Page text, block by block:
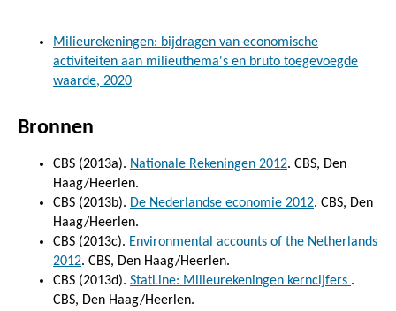
Milieurekeningen: bijdragen van economische
activiteiten aan milieuthema's en bruto toegevoegde
waarde, 2020
Bronnen
CBS (2013a). Nationale Rekeningen 2012. CBS, Den
Haag/Heerlen.
CBS (2013b). De Nederlandse economie 2012. CBS, Den
Haag/Heerlen.
CBS (2013c). Environmental accounts of the Netherlands
2012. CBS, Den Haag/Heerlen.
CBS (2013d). StatLine: Milieurekeningen kerncijfers .
CBS, Den Haag/Heerlen.